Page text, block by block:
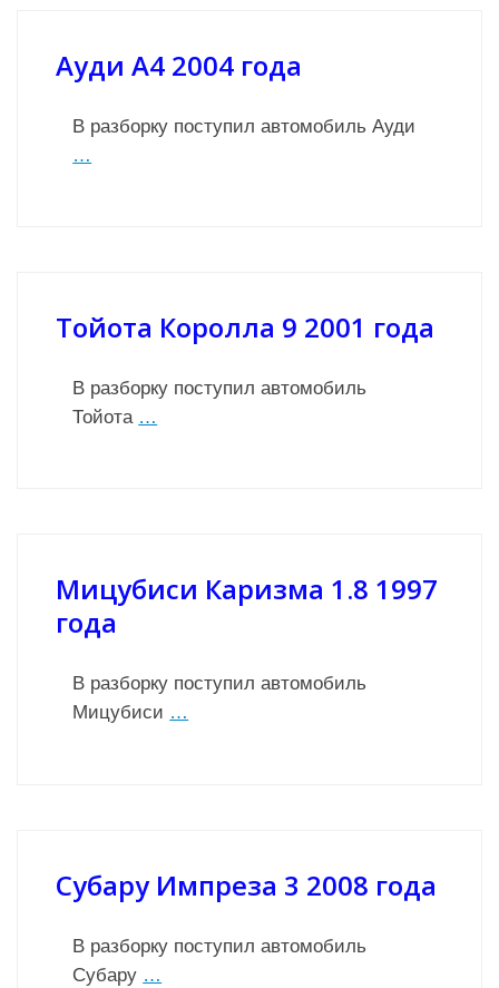
Ауди А4 2004 года
В разборку поступил автомобиль Ауди
…
Тойота Королла 9 2001 года
В разборку поступил автомобиль
Тойота …
Мицубиси Каризма 1.8 1997
года
В разборку поступил автомобиль
Мицубиси …
Субару Импреза 3 2008 года
В разборку поступил автомобиль
Субару …